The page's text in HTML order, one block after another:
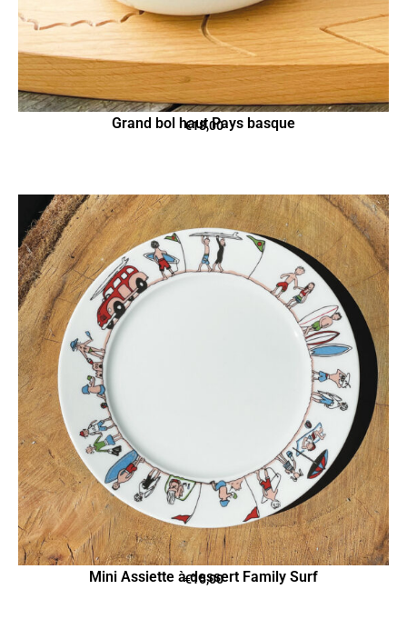
Grand bol haut Pays basque
€18,00
Mini Assiette à dessert Family Surf
€15,00